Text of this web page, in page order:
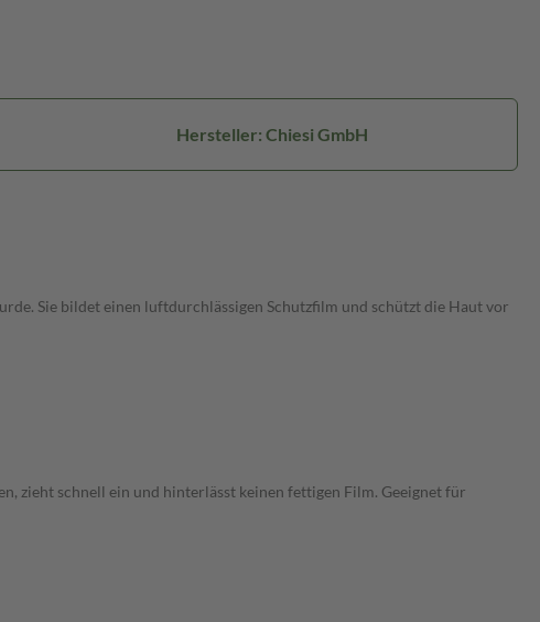
Hersteller: Chiesi GmbH
Sie bildet einen luftdurchlässigen Schutzfilm und schützt die Haut vor
zieht schnell ein und hinterlässt keinen fettigen Film. Geeignet für